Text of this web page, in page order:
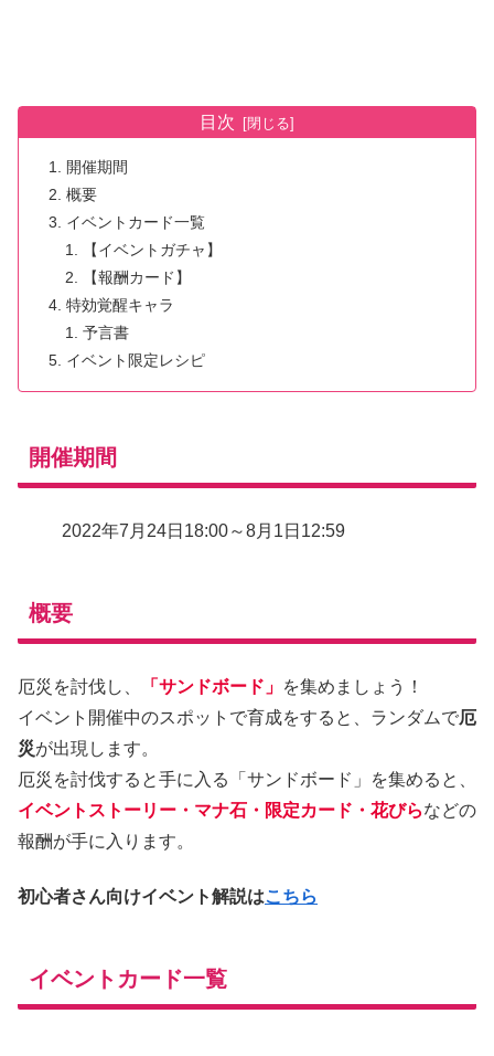
目次
開催期間
概要
イベントカード一覧
【イベントガチャ】
【報酬カード】
特効覚醒キャラ
予言書
イベント限定レシピ
開催期間
2022年7月24日18:00～8月1日12:59
概要
厄災を討伐し、 「サンドボード」 を集めましょう！
イベント開催中のスポットで育成をすると、ランダムで厄
災が出現します。
厄災を討伐すると手に入る「サンドボード」を集めると、
イベントストーリー・マナ石・限定カード・花びらなどの
報酬が手に入ります。
初心者さん向けイベント解説はこちら
イベントカード一覧